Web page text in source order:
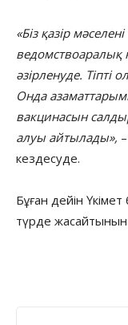
«Біз қазір
әзірленуде. Тіпті
Онда
вакцинасын
алуы айтылады»,
кездесуде.
Бұған дейін
түрде жасайтынын